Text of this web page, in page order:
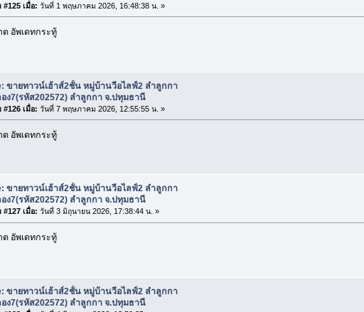
#125 เมื่อ: วันที่ 1 พฤษภาคม 2026, 16:48:38 น. »
อัพเดทกระทู้
ขายทาวน์เฮ้าส์2ชั้น หมู่บ้านวีอไลฟ์2 ลำลูกกา
ง7(รหัส202572) ลำลูกกา จ.ปทุมธานี
#126 เมื่อ: วันที่ 7 พฤษภาคม 2026, 12:55:55 น. »
อัพเดทกระทู้
ขายทาวน์เฮ้าส์2ชั้น หมู่บ้านวีอไลฟ์2 ลำลูกกา
ง7(รหัส202572) ลำลูกกา จ.ปทุมธานี
#127 เมื่อ: วันที่ 3 มิถุนายน 2026, 17:38:44 น. »
อัพเดทกระทู้
ขายทาวน์เฮ้าส์2ชั้น หมู่บ้านวีอไลฟ์2 ลำลูกกา
ง7(รหัส202572) ลำลูกกา จ.ปทุมธานี